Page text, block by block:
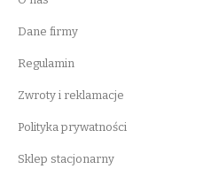
Dane firmy
Regulamin
Zwroty i reklamacje
Polityka prywatności
Sklep stacjonarny